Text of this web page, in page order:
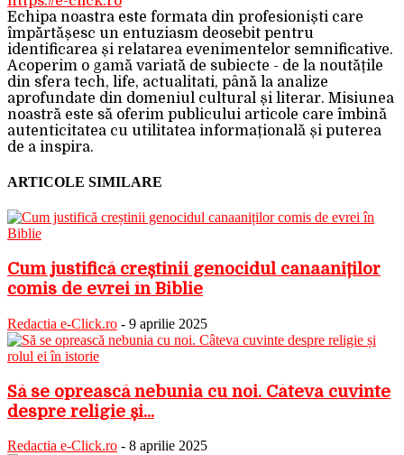
Echipa noastra este formata din profesioniști care
împărtășesc un entuziasm deosebit pentru
identificarea și relatarea evenimentelor semnificative.
Acoperim o gamă variată de subiecte - de la noutățile
din sfera tech, life, actualitati, până la analize
aprofundate din domeniul cultural și literar. Misiunea
noastră este să oferim publicului articole care îmbină
autenticitatea cu utilitatea informațională și puterea
de a inspira.
ARTICOLE SIMILARE
Cum justifică creștinii genocidul canaaniților
comis de evrei în Biblie
Redactia e-Click.ro - 9 aprilie 2025
Să se oprească nebunia cu noi. Câteva cuvinte
despre religie și...
Redactia e-Click.ro - 8 aprilie 2025